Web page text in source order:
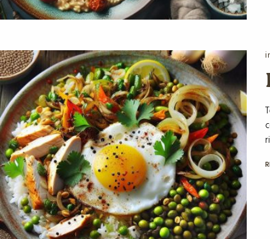
Votre nom
Votre e-mail